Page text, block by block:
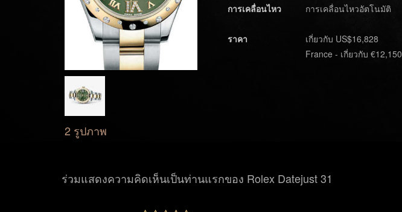
2 รูปภาพ
การเคลื่อนไหว
การเคลื่อนไหวอัตโนมัติ
ราคา
เกี่ยวกับ US$16,828
France - เกี่ยวกับ €12,150
ร่วมแสดงความคิดเห็นเป็นท่านแรกของ Rolex Datejust 31